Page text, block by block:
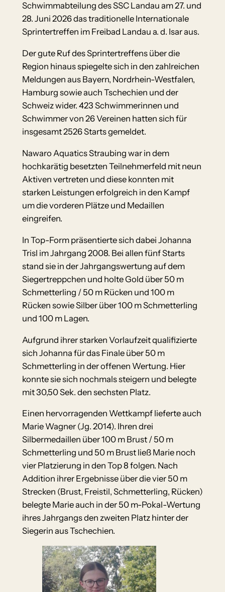
Schwimmabteilung des SSC Landau am 27. und
28. Juni 2026 das traditionelle Internationale
Sprintertreffen im Freibad Landau a. d. Isar aus.
Der gute Ruf des Sprintertreffens über die
Region hinaus spiegelte sich in den zahlreichen
Meldungen aus Bayern, Nordrhein-Westfalen,
Hamburg sowie auch Tschechien und der
Schweiz wider. 423 Schwimmerinnen und
Schwimmer von 26 Vereinen hatten sich für
insgesamt 2526 Starts gemeldet.
Nawaro Aquatics Straubing war in dem
hochkarätig besetzten Teilnehmerfeld mit neun
Aktiven vertreten und diese konnten mit
starken Leistungen erfolgreich in den Kampf
um die vorderen Plätze und Medaillen
eingreifen.
In Top-Form präsentierte sich dabei Johanna
Trisl im Jahrgang 2008. Bei allen fünf Starts
stand sie in der Jahrgangswertung auf dem
Siegertreppchen und holte Gold über 50 m
Schmetterling / 50 m Rücken und 100 m
Rücken sowie Silber über 100 m Schmetterling
und 100 m Lagen.
Aufgrund ihrer starken Vorlaufzeit qualifizierte
sich Johanna für das Finale über 50 m
Schmetterling in der offenen Wertung. Hier
konnte sie sich nochmals steigern und belegte
mit 30,50 Sek. den sechsten Platz.
Einen hervorragenden Wettkampf lieferte auch
Marie Wagner (Jg. 2014). Ihren drei
Silbermedaillen über 100 m Brust / 50 m
Schmetterling und 50 m Brust ließ Marie noch
vier Platzierung in den Top 8 folgen. Nach
Addition ihrer Ergebnisse über die vier 50 m
Strecken (Brust, Freistil, Schmetterling, Rücken)
belegte Marie auch in der 50 m-Pokal-Wertung
ihres Jahrgangs den zweiten Platz hinter der
Siegerin aus Tschechien.